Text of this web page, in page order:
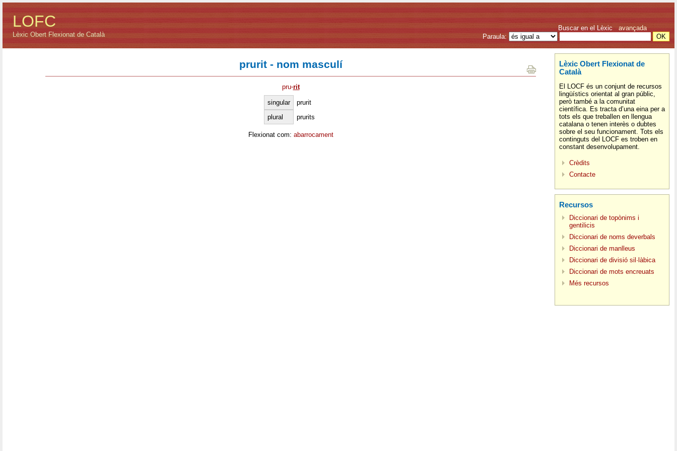
LOFC
Lèxic Obert Flexionat de Català
Buscar en el Lèxic avançada
Paraula:
prurit - nom masculí
pru·rit
singular
prurit
plural
prurits
Flexionat com: abarrocament
Lèxic Obert Flexionat de
Català
El LOCF és un conjunt de recursos
lingüístics orientat al gran públic,
però també a la comunitat
científica. Es tracta d’una eina per a
tots els que treballen en llengua
catalana o tenen interès o dubtes
sobre el seu funcionament. Tots els
continguts del LOCF es troben en
constant desenvolupament.
Crèdits
Contacte
Recursos
Diccionari de topònims i
gentilicis
Diccionari de noms deverbals
Diccionari de manlleus
Diccionari de divisió sil·làbica
Diccionari de mots encreuats
Més recursos